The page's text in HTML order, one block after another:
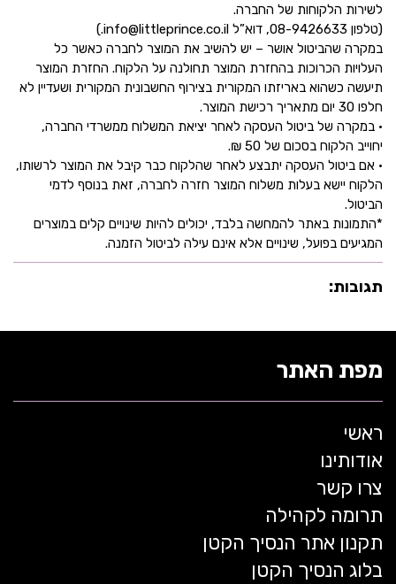
לשירות הלקוחות של החברה.
(טלפון 08-9426633, דוא”ל info@littleprince.co.il.)
במקרה שהביטול אושר – יש להשיב את המוצר לחברה כאשר כל
העלויות הכרוכות בהחזרת המוצר תחולנה על הלקוח. החזרת המוצר
תיעשה כשהוא באריזתו המקורית בצירוף החשבונית המקורית ושעדיין לא
חלפו 30 יום מתאריך רכישת המוצר.
• במקרה של ביטול העסקה לאחר יציאת המשלוח ממשרדי החברה,
יחוייב הלקוח בסכום של 50 ₪.
• אם ביטול העסקה יתבצע לאחר שהלקוח כבר קיבל את המוצר לרשותו,
הלקוח יישא בעלות משלוח המוצר חזרה לחברה, זאת בנוסף לדמי
הביטול.
*התמונות באתר להמחשה בלבד, יכולים להיות שינויים קלים במוצרים
המגיעים בפועל, שינויים אלא אינם עילה לביטול הזמנה.
תגובות:
מפת האתר
ראשי
אודותינו
צרו קשר
תרומה לקהילה
תקנון אתר הנסיך הקטן
בלוג הנסיך הקטן